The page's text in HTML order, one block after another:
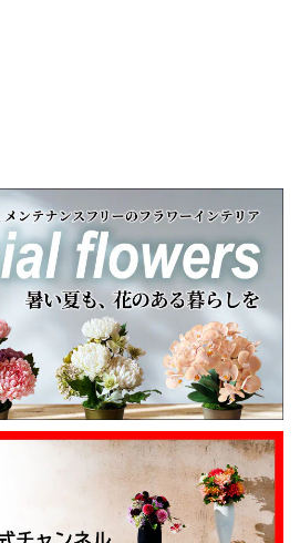
友人にもお喜びいただけたとの
送りしたアレンジメントを「立
ただき、大変嬉しく拝見しまし
てもご満足いただけたようで何
いお言葉を励みに、これからも
りお待ちしております。 このた
心を伝える花 キモチ 「ありがとう ARIGATO」 6600
しました。 予め希望やイメージを
ラを入れて下さり、ワンランクアッ
な花束を作ってくださいました。
大満足です。 また、お願いしま
るお花屋さんです。
ューありがとうございます。 お
くださり安心しました。 また、